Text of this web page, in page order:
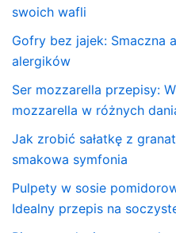
swoich wafli
Gofry bez jajek: Smaczna
alergików
Ser mozzarella przepisy:
mozzarella w różnych
Jak zrobić sałatkę z
smakowa symfonia
Pulpety w sosie
Idealny przepis na